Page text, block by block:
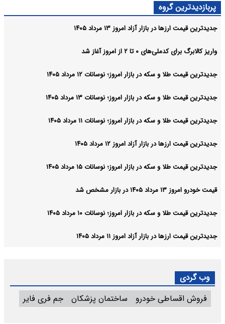
پربازدیدترین گروه
جدیدترین قیمت ارزها در بازار آزاد امروز ۱۳ مرداد ۱۴۰۵
واریز کالابرگ برای کدملی‌های ۰ تا ۲ از امروز آغاز شد
جدیدترین قیمت طلا و سکه در بازار امروز؛ نوسانات ۱۲ مرداد ۱۴۰۵
جدیدترین قیمت طلا و سکه در بازار امروز؛ نوسانات ۱۳ مرداد ۱۴۰۵
جدیدترین قیمت طلا و سکه در بازار امروز؛ نوسانات ۱۱ مرداد ۱۴۰۵
جدیدترین قیمت ارزها در بازار آزاد امروز ۱۲ مرداد ۱۴۰۵
جدیدترین قیمت طلا و سکه در بازار امروز؛ نوسانات ۱۵ مرداد ۱۴۰۵
قیمت خودرو امروز ۱۳ مرداد ۱۴۰۵ در بازار مشخص شد
جدیدترین قیمت طلا و سکه در بازار امروز؛ نوسانات ۱۰ مرداد ۱۴۰۵
جدیدترین قیمت ارزها در بازار آزاد امروز ۱۱ مرداد ۱۴۰۵
وب گردی
فروش اقساطی خودرو
ساختمان پزشکان جم فری فایر